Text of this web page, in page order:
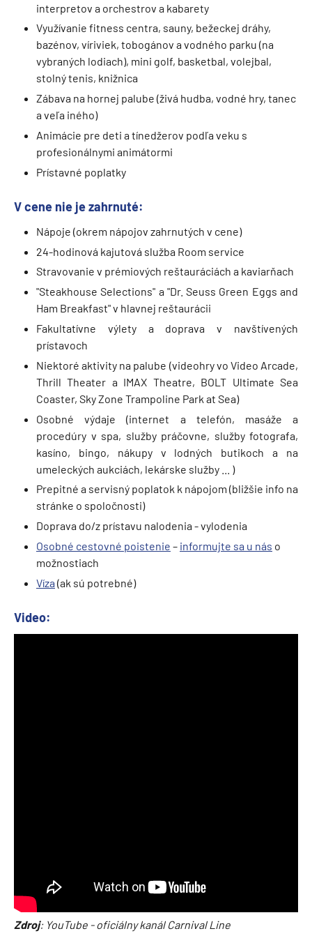
interpretov a orchestrov a kabarety
Využívanie fitness centra, sauny, bežeckej dráhy,
bazénov, víriviek, tobogánov a vodného parku (na
vybraných lodiach), mini golf, basketbal, volejbal,
stolný tenis, knižnica
Zábava na hornej palube (živá hudba, vodné hry, tanec
a veľa iného)
Animácie pre deti a tínedžerov podľa veku s
profesionálnymi animátormi
Prístavné poplatky
V cene nie je zahrnuté:
Nápoje (okrem nápojov zahrnutých v cene)
24-hodinová kajutová služba Room service
Stravovanie v prémiových reštauráciách a kaviarňach
"Steakhouse Selections" a "Dr. Seuss Green Eggs and
Ham Breakfast" v hlavnej reštaurácii
Fakultatívne výlety a doprava v navštívených
prístavoch
Niektoré aktivity na palube (videohry vo Video Arcade,
Thrill Theater a IMAX Theatre, BOLT Ultimate Sea
Coaster, Sky Zone Trampoline Park at Sea)
Osobné výdaje (internet a telefón, masáže a
procedúry v spa, služby práčovne, služby fotografa,
kasíno, bingo, nákupy v lodných butikoch a na
umeleckých aukciách, lekárske služby ... )
Prepitné a servisný poplatok k nápojom (bližšie info na
stránke o spoločnosti)
Doprava do/z prístavu nalodenia - vylodenia
Osobné cestovné poistenie – informujte sa u nás o
možnostiach
Víza (ak sú potrebné)
Video:
Zdroj: YouTube - oficiálny kanál Carnival Line